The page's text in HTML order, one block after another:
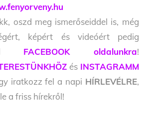
oszd meg ismerőseiddel is, még
képért és videóért pedig
el FACEBOOK oldalunkra!
és INSTAGRAMM
iratkozz fel a napi HÍRLEVÉLRE,
a friss hírekről!